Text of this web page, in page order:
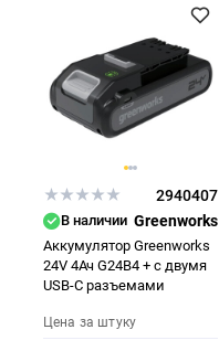
2940407
В наличии Greenworks
Аккумулятор Greenworks
24V 4Ач G24B4 + с двумя
USB-C разъемами
Цена за штуку